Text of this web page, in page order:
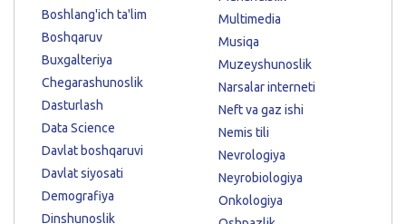
Boshlang'ich ta'lim
Boshqaruv
Buxgalteriya
Chegarashunoslik
Dasturlash
Data Science
Davlat boshqaruvi
Davlat siyosati
Demografiya
Dinshunoslik
Multimedia
Musiqa
Muzeyshunoslik
Narsalar interneti
Neft va gaz ishi
Nemis tili
Nevrologiya
Neyrobiologiya
Onkologiya